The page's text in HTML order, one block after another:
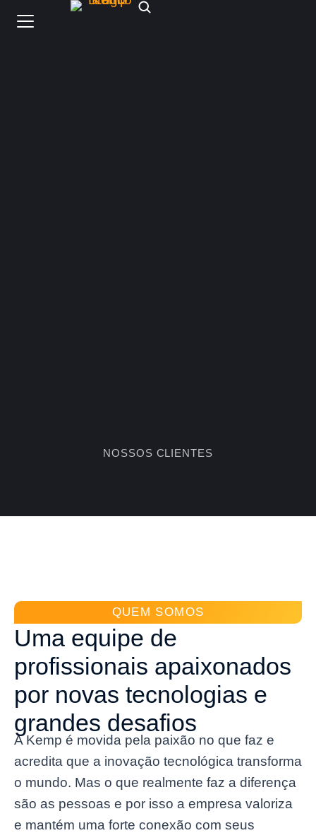
NOSSOS CLIENTES
QUEM SOMOS
Uma equipe de
profissionais apaixonados
por novas tecnologias e
grandes desafios
A Kemp é movida pela paixão no que faz e
acredita que a inovação tecnológica transforma
o mundo. Mas o que realmente faz a diferença
são as pessoas e por isso a empresa valoriza
e mantém uma forte conexão com seus